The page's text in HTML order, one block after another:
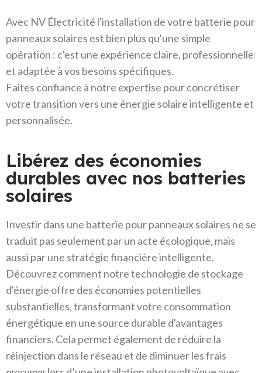
Avec NV Électricité l'installation de votre batterie pour
panneaux solaires est bien plus qu'une simple
opération : c'est une expérience claire, professionnelle
et adaptée à vos besoins spécifiques.
Faites confiance à notre expertise pour concrétiser
votre transition vers une énergie solaire intelligente et
personnalisée.
Libérez des économies
durables avec nos batteries
solaires
Investir dans une batterie pour panneaux solaires ne se
traduit pas seulement par un acte écologique, mais
aussi par une stratégie financière intelligente.
Découvrez comment notre technologie de stockage
d'énergie offre des économies potentielles
substantielles, transformant votre consommation
énergétique en une source durable d'avantages
financiers. Cela permet également de réduire la
réinjection dans le réseau et de diminuer les frais